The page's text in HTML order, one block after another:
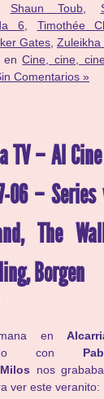
Shaun Toub
6
Timothée
Gates Zuleikha
enCine, cine,
Comentarios »
TV – Al
06 –
The
Borgen
en
con
Milos nos grababa
ver este veranito: